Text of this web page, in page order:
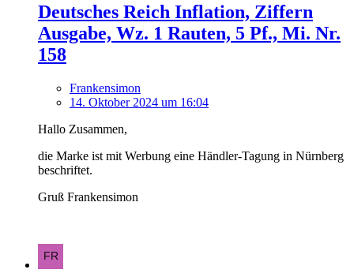
Deutsches Reich Inflation, Ziffern
Ausgabe, Wz. 1 Rauten, 5 Pf., Mi. Nr.
158
Frankensimon
14. Oktober 2024 um 16:04
Hallo Zusammen,
die Marke ist mit Werbung eine Händler-Tagung in Nürnberg
beschriftet.
Gruß Frankensimon